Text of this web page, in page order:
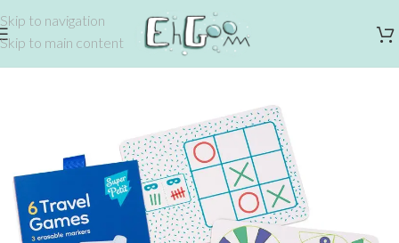
Skip to navigation
Skip to main content